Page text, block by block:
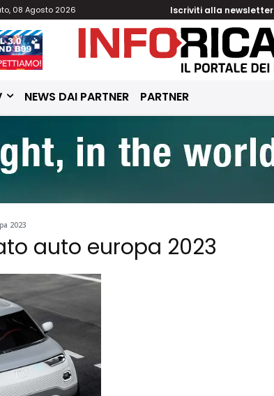
08 Agosto 2026 Iscriviti alla newsletter
NEWS DAI PARTNER PARTNER
2023
auto europa 2023